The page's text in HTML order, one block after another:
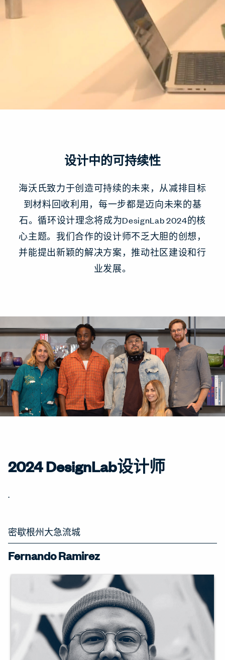
设计中的可持续性
海沃氏致力于创造可持续的未来，从减排目标
到材料回收利用，每一步都是迈向未来的基
石。循环设计理念将成为DesignLab 2024的核
心主题。我们合作的设计师不乏大胆的创想，
并能提出新颖的解决方案，推动社区建设和行
业发展。
2024 DesignLab设计师
.
密歇根州大急流城
Fernando Ramirez